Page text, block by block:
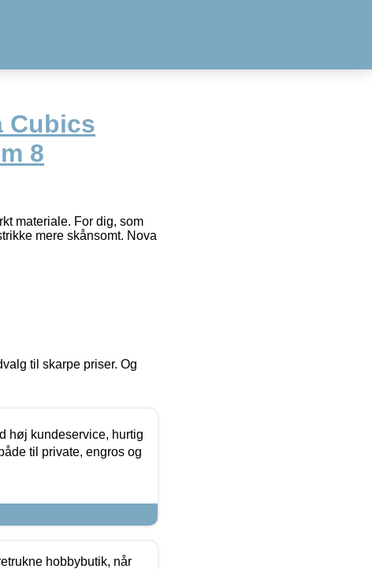
Cubics
8
materiale. For dig, som
mere skånsomt. Nova
til skarpe priser. Og
høj kundeservice, hurtig
til private, engros og
hobbybutik, når